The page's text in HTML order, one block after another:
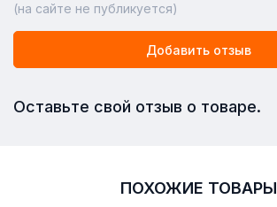
(на сайте не публикуется)
Добавить отзыв
Оставьте свой отзыв о товаре.
ПОХОЖИЕ ТОВАРЫ